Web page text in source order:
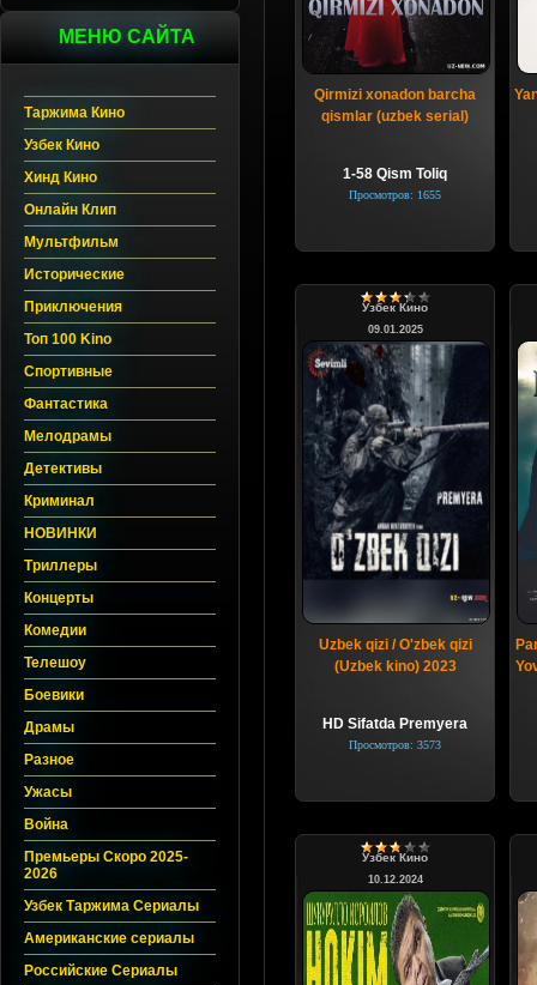
Hind kino
Uzbek tilida
МЕНЮ САЙТА
Таржима Кино
Узбек Кино
Хинд Кино
Онлайн Клип
Мультфильм
Исторические
Приключения
Топ 100 Kino
Спортивные
Фантастика
Мелодрамы
Детективы
Криминал
НОВИНКИ
Триллеры
Концерты
Комедии
Телешоу
Боевики
Драмы
Разное
Ужасы
Война
Премьеры Скоро 2025-
2026
Узбек Таржима Сериалы
Американские сериалы
Российские Сериалы
Qirmizi xonadon barcha
qismlar (uzbek serial)
1-58 Qism Toliq
Просмотров: 1655
Узбек Кино
09.01.2025
Uzbek qizi / O'zbek qizi
(Uzbek kino) 2023
HD Sifatda Premyera
Просмотров: 3573
Узбек Кино
10.12.2024